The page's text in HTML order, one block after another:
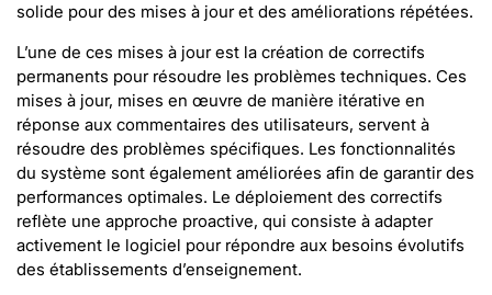
solide pour des mises à jour et des améliorations répétées.
L’une de ces mises à jour est la création de correctifs
permanents pour résoudre les problèmes techniques. Ces
mises à jour, mises en œuvre de manière itérative en
réponse aux commentaires des utilisateurs, servent à
résoudre des problèmes spécifiques. Les fonctionnalités
du système sont également améliorées afin de garantir des
performances optimales. Le déploiement des correctifs
reflète une approche proactive, qui consiste à adapter
activement le logiciel pour répondre aux besoins évolutifs
des établissements d’enseignement.